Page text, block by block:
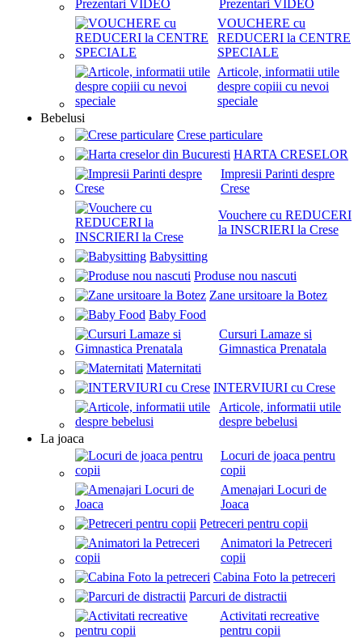
Prezentari VIDEO
VOUCHERE cu
REDUCERI la CENTRE
SPECIALE
Articole, informatii utile
despre copiii cu nevoi
speciale
Bebelusi
Crese particulare
HARTA CRESELOR
Impresii Parinti despre
Crese
Vouchere cu REDUCERI
la INSCRIERI la Crese
Babysitting
Produse nou nascuti
Zane ursitoare la Botez
Baby Food
Cursuri Lamaze si
Gimnastica Prenatala
Maternitati
INTERVIURI cu Crese
Articole, informatii utile
despre bebelusi
La joaca
Locuri de joaca pentru
copii
Amenajari Locuri de
Joaca
Petreceri pentru copii
Animatori la Petreceri
copii
Cabina Foto la petreceri
Parcuri de distractii
Activitati recreative
pentru copii